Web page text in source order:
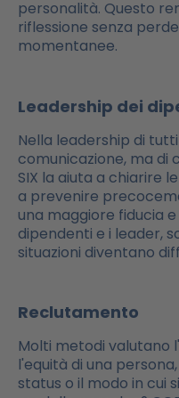
personalità. Questo
riflessione senza
momentanee.
Leadership dei
Nella leadership di
comunicazione, ma di
SIX la aiuta a chiarire
a prevenire
una maggiore fiducia
dipendenti e i leader,
situazioni diventano
Reclutamento
Molti metodi valutano
l'equità di una
status o il modo in cui